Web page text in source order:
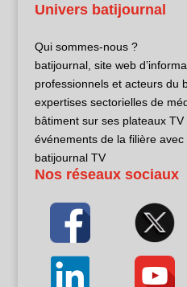
Univers batijournal
Qui sommes-nous ?
batijournal, site web
professionnels et acteurs du
expertises sectorielles de
bâtiment sur ses plateaux TV
événements de la filière
batijournal TV
Nos réseaux sociaux